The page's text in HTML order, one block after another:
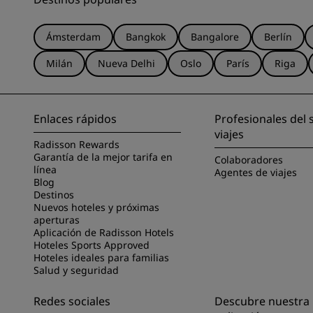
Ámsterdam Bangkok Bangalore Berlín
Milán
Nueva Delhi Oslo París Riga
Enlaces rápidos
Radisson Rewards
Garantía de la mejor tarifa en
línea
Blog
Destinos
Nuevos hoteles y próximas
aperturas
Aplicación de Radisson Hotels
Hoteles Sports Approved
Hoteles ideales para familias
Salud y seguridad
Profesionales del
viajes
Colaboradores
Agentes de viajes
Redes sociales
Descubre nuestra